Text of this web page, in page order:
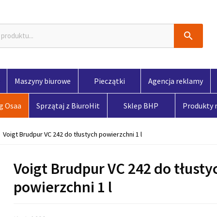

Maszyny biurowe Pieczątki Agencja reklamy
Osaa Sprzątaj z BiuroHit Sklep BHP Produkty
Voigt Brudpur VC 242 do tłustych powierzchni 1 l
Voigt Brudpur VC 242 do
powierzchni 1 l